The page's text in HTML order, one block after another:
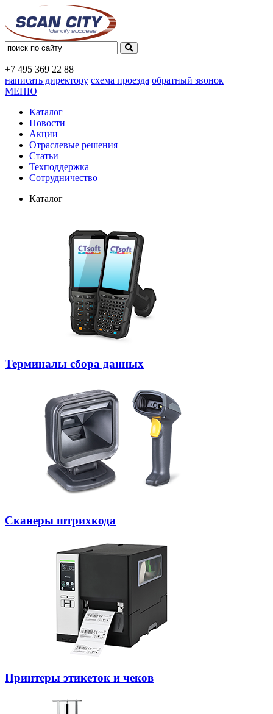
+7 495 369 22 88
написать директору схема проезда обратный звонок
МЕНЮ
Каталог
Новости
Акции
Отраслевые решения
Статьи
Техподдержка
Сотрудничество
Каталог
Терминалы сбора данных
Сканеры штрихкода
Принтеры этикеток и чеков